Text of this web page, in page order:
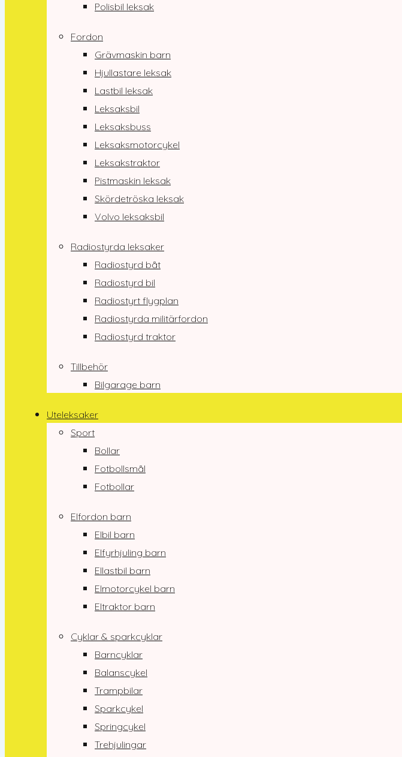
Polisbil leksak
Fordon
Grävmaskin barn
Hjullastare leksak
Lastbil leksak
Leksaksbil
Leksaksbuss
Leksaksmotorcykel
Leksakstraktor
Pistmaskin leksak
Skördetröska leksak
Volvo leksaksbil
Radiostyrda leksaker
Radiostyrd båt
Radiostyrd bil
Radiostyrt flygplan
Radiostyrda militärfordon
Radiostyrd traktor
Tillbehör
Bilgarage barn
Uteleksaker
Sport
Bollar
Fotbollsmål
Fotbollar
Elfordon barn
Elbil barn
Elfyrhjuling barn
Ellastbil barn
Elmotorcykel barn
Eltraktor barn
Cyklar & sparkcyklar
Barncyklar
Balanscykel
Trampbilar
Sparkcykel
Springcykel
Trehjulingar